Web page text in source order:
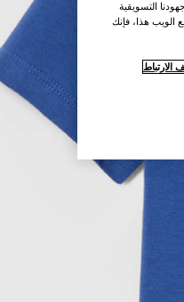
التسويقية
الويب هذا، فإنك
الارتباط